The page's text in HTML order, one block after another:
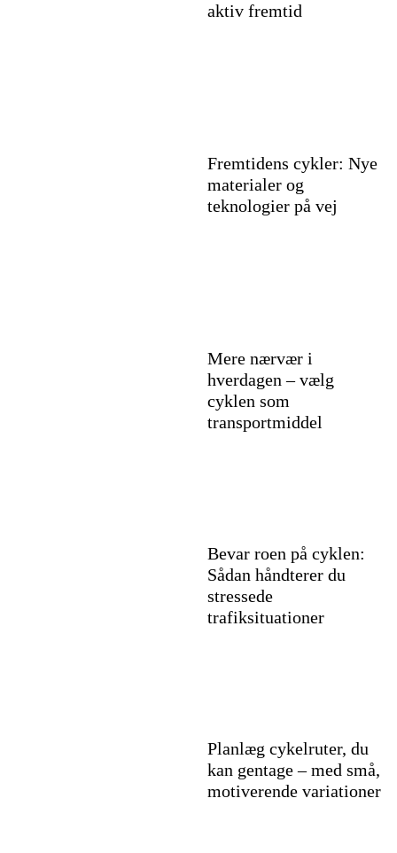
aktiv fremtid
Fremtidens cykler: Nye
materialer og
teknologier på vej
Mere nærvær i
hverdagen – vælg
cyklen som
transportmiddel
Bevar roen på cyklen:
Sådan håndterer du
stressede
trafiksituationer
Planlæg cykelruter, du
kan gentage – med små,
motiverende variationer